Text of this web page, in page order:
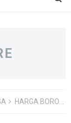
HARGA BORONGAN PASANG ATAP BAJA RINGAN PER M2 DI KULON PROGO